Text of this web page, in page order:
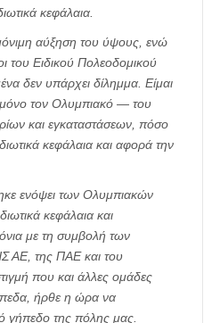
κεφάλαια.
αύξηση του ύψους, ενώ
του Ειδικού Πολεοδομικού
δεν υπάρχει δίλημμα. Είμαι
τον Ολυμπιακό — του
και εγκαταστάσεων, πόσο
κεφάλαια και αφορά την
ενόψει των Ολυμπιακών
κεφάλαια και
με τη συμβολή των
ΑΕ, της ΠΑΕ και του
που και άλλες ομάδες
ήρθε η ώρα να
γήπεδο της πόλης μας.